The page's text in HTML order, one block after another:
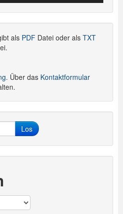
als PDF Datei oder als TXT
Über das Kontaktformular
Los